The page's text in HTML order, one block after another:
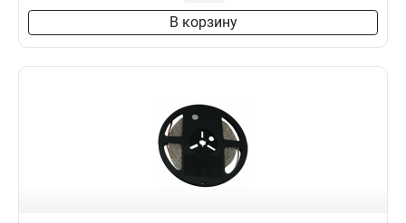
В корзину